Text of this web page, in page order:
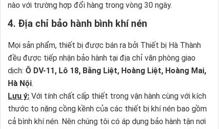
nào với trường hợp đổi hàng trong vòng 30 ngày.
4. Địa chỉ bảo hành bình khí nén
Mọi sản phẩm, thiết bị được bán ra bởi Thiết bị Hà Thành
đều được tiếp nhận bảo hành tại địa chỉ văn phòng giao
dịch: Ô DV-11, Lô 18, Bằng Liệt, Hoàng Liệt, Hoàng Mai,
Hà Nội.
Lưu ý: Với tính chất cấp thiết trong vận hành cùng với kích
thước to nặng cồng kềnh của các thiết bị khí nén bao gồm
cả bình khí nén. Nên chúng tôi có áp dụng bảo hành tận nơi